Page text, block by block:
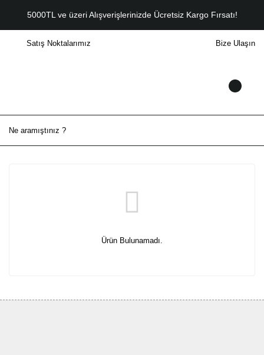
5000TL ve üzeri Alışverişlerinizde Ücretsiz Kargo Fırsatı!
Satış Noktalarımız Bize Ulaşın
Ürün Bulunamadı.